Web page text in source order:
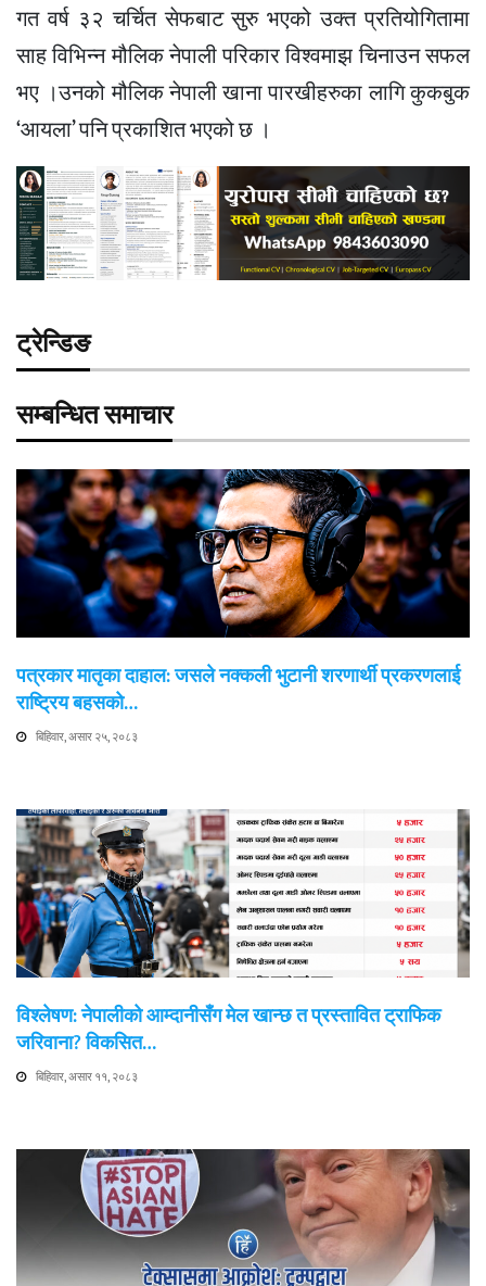
गत वर्ष ३२ चर्चित सेफबाट सुरु भएको उक्त प्रतियोगितामा
साह विभिन्न मौलिक नेपाली परिकार विश्वमाझ चिनाउन सफल
भए ।उनको मौलिक नेपाली खाना पारखीहरुका लागि कुकबुक
‘आयला’ पनि प्रकाशित भएको छ ।
ट्रेन्डिङ
सम्बन्धित समाचार
पत्रकार मातृका दाहाल: जसले नक्कली भुटानी शरणार्थी प्रकरणलाई
राष्ट्रिय बहसको…
बिहिवार, असार २५, २०८३
विश्लेषण: नेपालीको आम्दानीसँग मेल खान्छ त प्रस्तावित ट्राफिक
जरिवाना? विकसित…
बिहिवार, असार ११, २०८३